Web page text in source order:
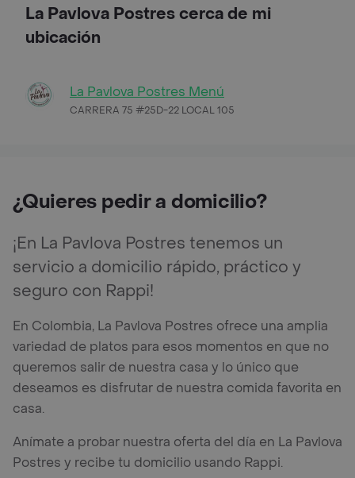
La Pavlova Postres cerca de mi
ubicación
La Pavlova Postres Menú
CARRERA 75 #25D-22 LOCAL 105
¿Quieres pedir a domicilio?
¡En La Pavlova Postres tenemos un
servicio a domicilio rápido, práctico y
seguro con Rappi!
En Colombia, La Pavlova Postres ofrece una amplia
variedad de platos para esos momentos en que no
queremos salir de nuestra casa y lo único que
deseamos es disfrutar de nuestra comida favorita en
casa.
Anímate a probar nuestra oferta del día en La Pavlova
Postres y recibe tu domicilio usando Rappi.